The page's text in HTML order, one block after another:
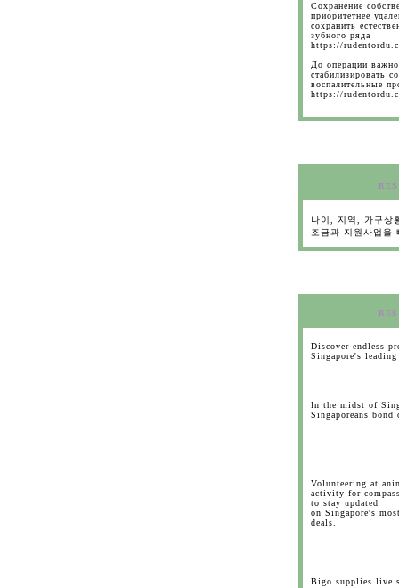
Сохранение
приоритетнее
сохранить
зубного ряда
https://
До операции
стабилизировать
воспалительные
https://
RES
나이, 지역, 가구상
조금과 지원사업을
RES
Discover endless
Singapore's
In the midst of
Singaporeans bond
Volunteering at
activity for
to stay updated
on Singapore's
deals.
Bigo supplies live